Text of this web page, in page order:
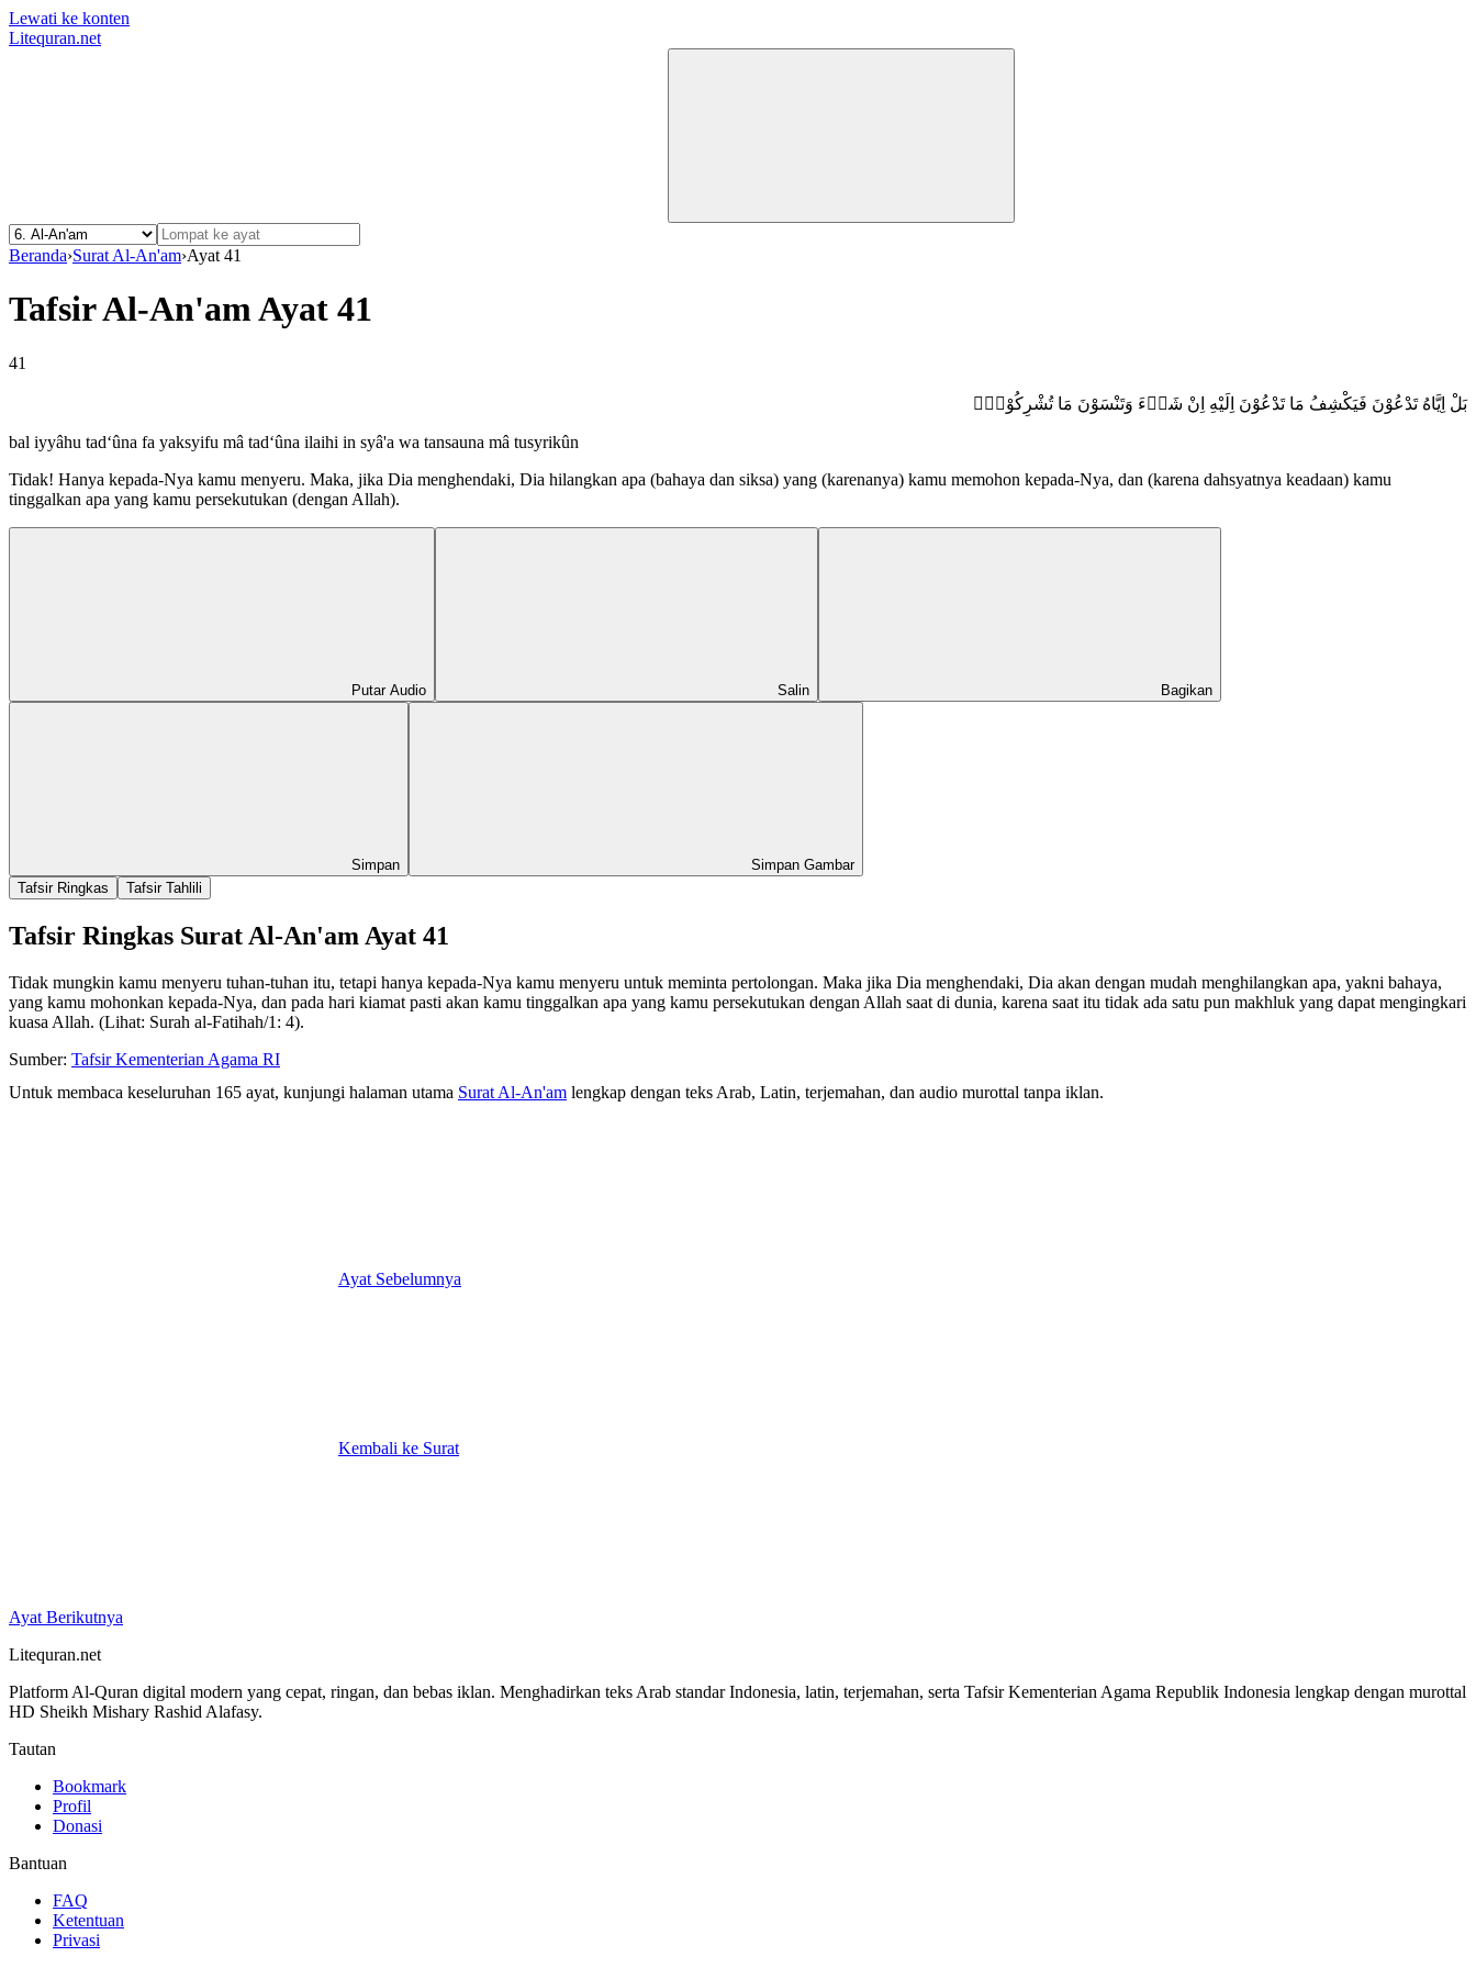
Lewati ke konten
Litequran.net
Beranda›Surat Al-An'am›Ayat 41
Tafsir Al-An'am Ayat 41
41
بَلْ اِيَّاهُ تَدْعُوْنَ فَيَكْشِفُ مَا تَدْعُوْنَ اِلَيْهِ اِنْ شَاۤءَ وَتَنْسَوْنَ مَا تُشْرِكُوْنَࣖ
bal iyyâhu tad‘ûna fa yaksyifu mâ tad‘ûna ilaihi in syâ'a wa tansauna mâ tusyrikûn
Tidak! Hanya kepada-Nya kamu menyeru. Maka, jika Dia menghendaki, Dia hilangkan apa (bahaya dan siksa) yang (karenanya) kamu memohon kepada-Nya, dan (karena dahsyatnya keadaan) kamu
tinggalkan apa yang kamu persekutukan (dengan Allah).
Putar Audio Salin Bagikan
Simpan
Simpan Gambar
Tafsir Ringkas
Tafsir Tahlili
Tafsir Ringkas Surat Al-An'am Ayat 41
Tidak mungkin kamu menyeru tuhan-tuhan itu, tetapi hanya kepada-Nya kamu menyeru untuk meminta pertolongan. Maka jika Dia menghendaki, Dia akan dengan mudah menghilangkan apa, yakni bahaya,
yang kamu mohonkan kepada-Nya, dan pada hari kiamat pasti akan kamu tinggalkan apa yang kamu persekutukan dengan Allah saat di dunia, karena saat itu tidak ada satu pun makhluk yang dapat mengingkari
kuasa Allah. (Lihat: Surah al-Fatihah/1: 4).
Sumber: Tafsir Kementerian Agama RI
Untuk membaca keseluruhan 165 ayat, kunjungi halaman utama Surat Al-An'am lengkap dengan teks Arab, Latin, terjemahan, dan audio murottal tanpa iklan.
Ayat Sebelumnya
Kembali ke Surat
Ayat Berikutnya
Litequran.net
Platform Al-Quran digital modern yang cepat, ringan, dan bebas iklan. Menghadirkan teks Arab standar Indonesia, latin, terjemahan, serta Tafsir Kementerian Agama Republik Indonesia lengkap dengan murottal
HD Sheikh Mishary Rashid Alafasy.
Tautan
Bookmark
Profil
Donasi
Bantuan
FAQ
Ketentuan
Privasi